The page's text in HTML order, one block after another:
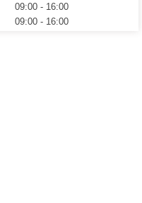
09:00
16:00
09:00 16:00